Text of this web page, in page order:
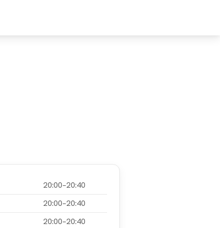
20:00–20:40
20:00–20:40
20:00–20:40